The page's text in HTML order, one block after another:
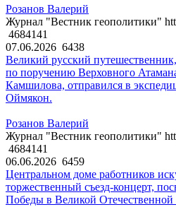
Розанов Валерий
Журнал "Вестник геополитики"
4684141
07.06.2026 6438
Великий русский
по поручению Верховного
Камшилова, отправился в
Оймякон.
Розанов Валерий
Журнал "Вестник геополитики"
4684141
06.06.2026 6459
Центральном доме работников
торжественный съезд-концерт,
Победы в Великой Отечественной